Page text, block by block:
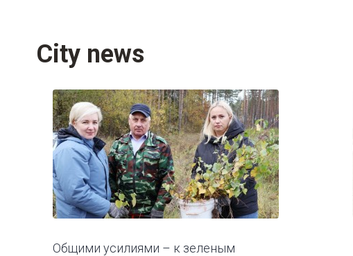
City news
Общими усилиями – к зеленым